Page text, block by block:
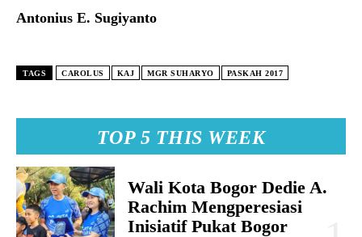
TOP 5 THIS WEEK
Wali Kota Bogor Dedie A.
Rachim Mengperesiasi
Inisiatif Pukat Bogor
Antonius E. Sugiyanto
TAGS CAROLUS KAJ MGR SUHARYO PASKAH 2017